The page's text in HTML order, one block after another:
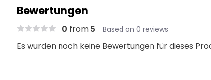
Bewertungen
0 from 5 Based on 0 reviews
Es wurden noch keine Bewertungen für dieses